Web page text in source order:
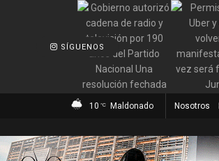
SÍGUENOS
10 °C Maldonado Nosotros